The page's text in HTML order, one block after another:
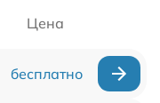
Цена
бесплатно